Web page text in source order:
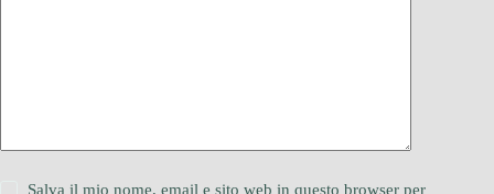
Salva il mio nome, email e sito web in questo browser per